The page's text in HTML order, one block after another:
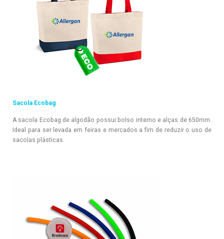
Sacola Ecobag
A sacola Ecobag de algodão possui bolso interno e alças de 650mm.
Ideal para ser levada em feiras e mercados a fim de reduzir o uso de
sacolas plásticas.